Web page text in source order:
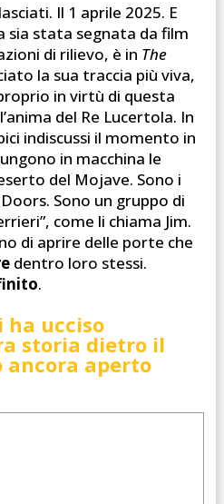
Il 1 aprile 2025. E
sia stata segnata da film
di rilievo, è in The
la sua traccia più viva,
in virtù di questa
del Re Lucertola. In
indiscussi il momento in
in macchina le
del Mojave. Sono i
Sono un gruppo di
come li chiama Jim.
di aprire delle porte che
dentro loro stessi.
.
ha ucciso
storia dietro il
ancora aperto